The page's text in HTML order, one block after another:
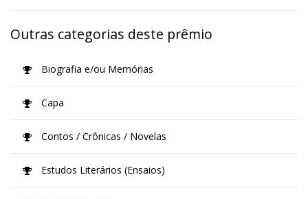
Outras categorias deste prêmio
Biografia e/ou Memórias
Capa
Contos / Crônicas / Novelas
Estudos Literários (Ensaios)